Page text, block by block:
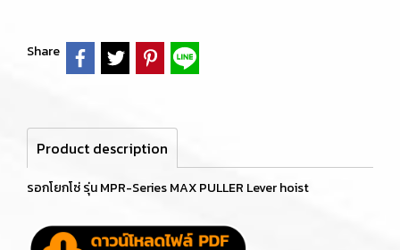
Share
Product description
รอกโยกโซ่ รุ่น MPR-Series MAX PULLER Lever hoist